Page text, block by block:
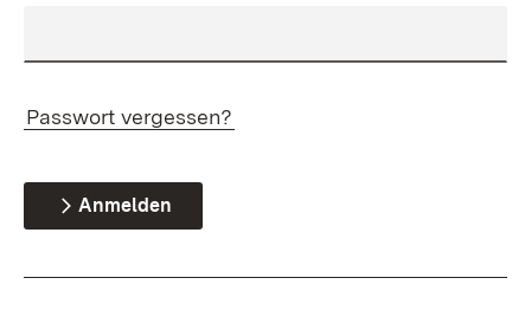
Passwort vergessen?
Anmelden